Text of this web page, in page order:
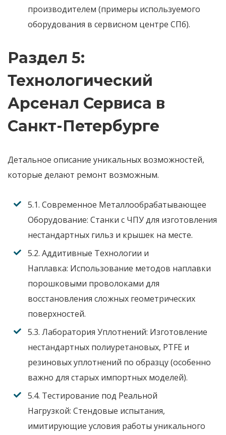
производителем (примеры используемого
оборудования в сервисном центре СПб).
Раздел 5:
Технологический
Арсенал Сервиса в
Санкт-Петербурге
Детальное описание уникальных возможностей,
которые делают ремонт возможным.
5.1. Современное Металлообрабатывающее
Оборудование: Станки с ЧПУ для изготовления
нестандартных гильз и крышек на месте.
5.2. Аддитивные Технологии и
Наплавка: Использование методов наплавки
порошковыми проволоками для
восстановления сложных геометрических
поверхностей.
5.3. Лаборатория Уплотнений: Изготовление
нестандартных полиуретановых, PTFE и
резиновых уплотнений по образцу (особенно
важно для старых импортных моделей).
5.4. Тестирование под Реальной
Нагрузкой: Стендовые испытания,
имитирующие условия работы уникального